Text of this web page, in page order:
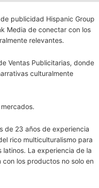
publicidad Hispanic Group
Media de conectar con los
relevantes.
Ventas Publicitarias, donde
culturalmente
de 23 años de experiencia
rico multiculturalismo para
La experiencia de la
los productos no solo en